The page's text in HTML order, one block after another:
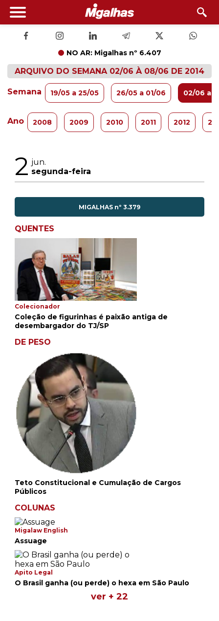
NO AR: Migalhas nº 6.407
ARQUIVO DO SEMANA 02/06 À 08/06 DE 2014
Semana 19/05 a 25/05 26/05 a 01/06 02/06 a
Ano 2008 2009 2010 2011 2012
2 jun.
segunda-feira
MIGALHAS nº 3.379
QUENTES
Colecionador
Coleção de figurinhas é paixão antiga de
desembargador do TJ/SP
DE PESO
Teto Constitucional e Cumulação de Cargos
Públicos
COLUNAS
Migalaw English
Assuage
Apito Legal
O Brasil ganha (ou perde) o hexa em São Paulo
ver + 22